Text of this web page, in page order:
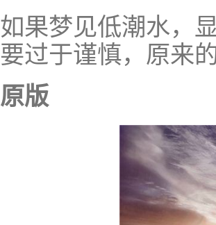
如果梦见低潮水，
要过于谨慎，原来
原版